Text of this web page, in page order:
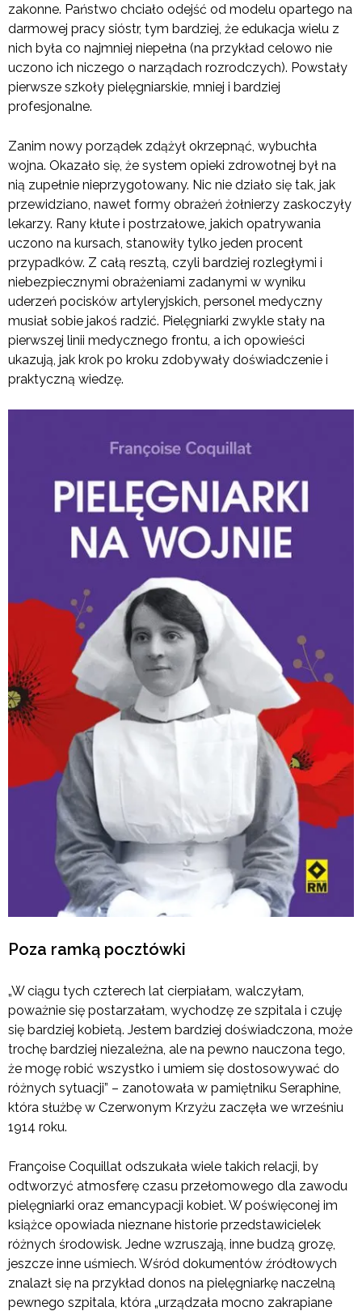
zakonne. Państwo chciało odejść od modelu opartego na
darmowej pracy sióstr, tym bardziej, że edukacja wielu z
nich była co najmniej niepełna (na przykład celowo nie
uczono ich niczego o narządach rozrodczych). Powstały
pierwsze szkoły pielęgniarskie, mniej i bardziej
profesjonalne.
Zanim nowy porządek zdążył okrzepnąć, wybuchła
wojna. Okazało się, że system opieki zdrowotnej był na
nią zupełnie nieprzygotowany. Nic nie działo się tak, jak
przewidziano, nawet formy obrażeń żołnierzy zaskoczyły
lekarzy. Rany kłute i postrzałowe, jakich opatrywania
uczono na kursach, stanowiły tylko jeden procent
przypadków. Z całą resztą, czyli bardziej rozległymi i
niebezpiecznymi obrażeniami zadanymi w wyniku
uderzeń pocisków artyleryjskich, personel medyczny
musiał sobie jakoś radzić. Pielęgniarki zwykle stały na
pierwszej linii medycznego frontu, a ich opowieści
ukazują, jak krok po kroku zdobywały doświadczenie i
praktyczną wiedzę.
Poza ramką pocztówki
„W ciągu tych czterech lat cierpiałam, walczyłam,
poważnie się postarzałam, wychodzę ze szpitala i czuję
się bardziej kobietą. Jestem bardziej doświadczona, może
trochę bardziej niezależna, ale na pewno nauczona tego,
że mogę robić wszystko i umiem się dostosowywać do
różnych sytuacji” – zanotowała w pamiętniku Seraphine,
która służbę w Czerwonym Krzyżu zaczęła we wrześniu
1914 roku.
Françoise Coquillat odszukała wiele takich relacji, by
odtworzyć atmosferę czasu przełomowego dla zawodu
pielęgniarki oraz emancypacji kobiet. W poświęconej im
książce opowiada nieznane historie przedstawicielek
różnych środowisk. Jedne wzruszają, inne budzą grozę,
jeszcze inne uśmiech. Wśród dokumentów źródłowych
znalazł się na przykład donos na pielęgniarkę naczelną
pewnego szpitala, która „urządzała mocno zakrapiane